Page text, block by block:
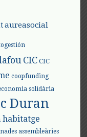
aureasocial
CIC CIC
coopfunding
solidària
Duran
habitatge
assembleàries